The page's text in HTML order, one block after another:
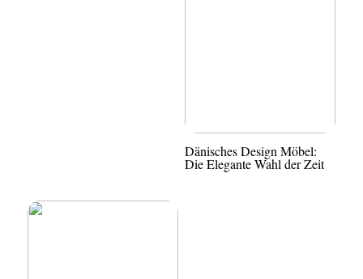
Dänisches Design Möbel:
Die Elegante Wahl der Zeit